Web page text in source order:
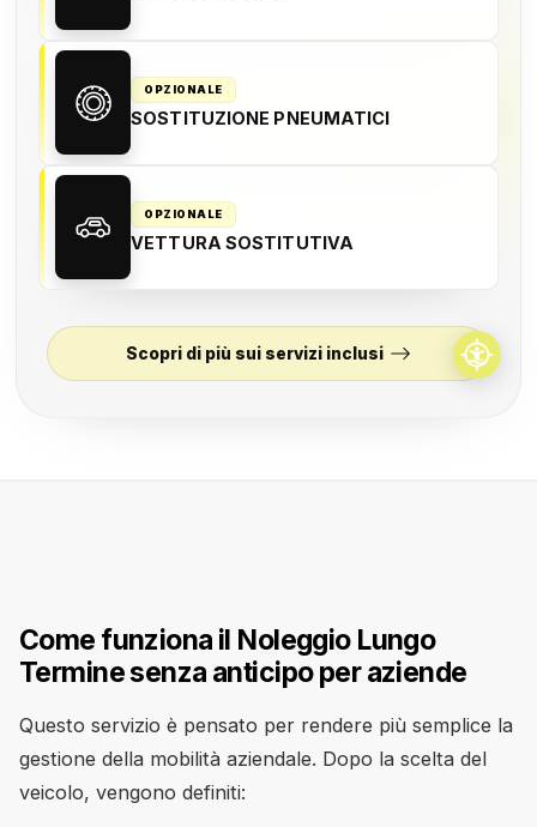
OPZIONALE
SOSTITUZIONE PNEUMATICI
OPZIONALE
VETTURA SOSTITUTIVA
Scopri di più sui servizi inclusi
Come funziona il Noleggio Lungo
Termine senza anticipo per aziende
Questo servizio è pensato per rendere più semplice la
gestione della mobilità aziendale. Dopo la scelta del
veicolo, vengono definiti: